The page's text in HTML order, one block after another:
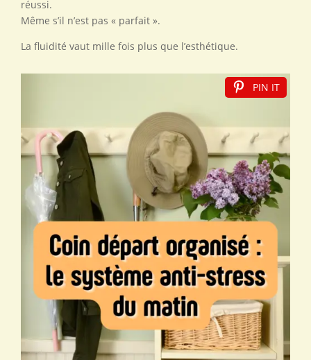
réussi.
Même s’il n’est pas « parfait ».
La fluidité vaut mille fois plus que l’esthétique.
PIN IT